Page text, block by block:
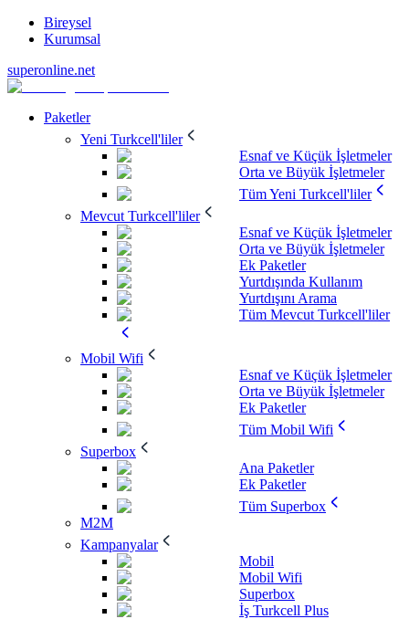
Bireysel
Kurumsal
superonline.net
Paketler
Yeni Turkcell'liler
Esnaf ve Küçük İşletmeler
Orta ve Büyük İşletmeler
Tüm Yeni Turkcell'liler
Mevcut Turkcell'liler
Esnaf ve Küçük İşletmeler
Orta ve Büyük İşletmeler
Ek Paketler
Yurtdışında Kullanım
Yurtdışını Arama
Tüm Mevcut Turkcell'liler
Mobil Wifi
Esnaf ve Küçük İşletmeler
Orta ve Büyük İşletmeler
Ek Paketler
Tüm Mobil Wifi
Superbox
Ana Paketler
Ek Paketler
Tüm Superbox
M2M
Kampanyalar
Mobil
Mobil Wifi
Superbox
İş Turkcell Plus